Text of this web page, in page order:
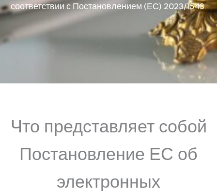
соответствии с Постановлением (ЕС) 2023/1543.
Что представляет собой
Постановление ЕС об
электронных